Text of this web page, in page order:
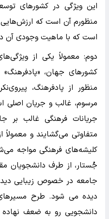
این ویژگی در کشورهای
منظورم آن است که
است که با ماهیت وجودی آن
دوم: معمولاً یکی از
کشورهای جهان،
منظور از پادفرهنگ،
مرسوم، غالب و جریان اصلی
جریانات فرهنگی غالب بر
متفاوتی می‌گشایند و معمولاً
کلیشه‌های فرهنگی مواجه
جُستار، از طرف دانشجویان
جامعه در خصوص زیبایی
دیده می شود. طرح
دانشجویی رو به ضعف